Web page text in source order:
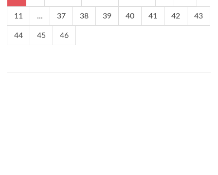
11 ... 37 38 39 40 41 42 43
44 45 46